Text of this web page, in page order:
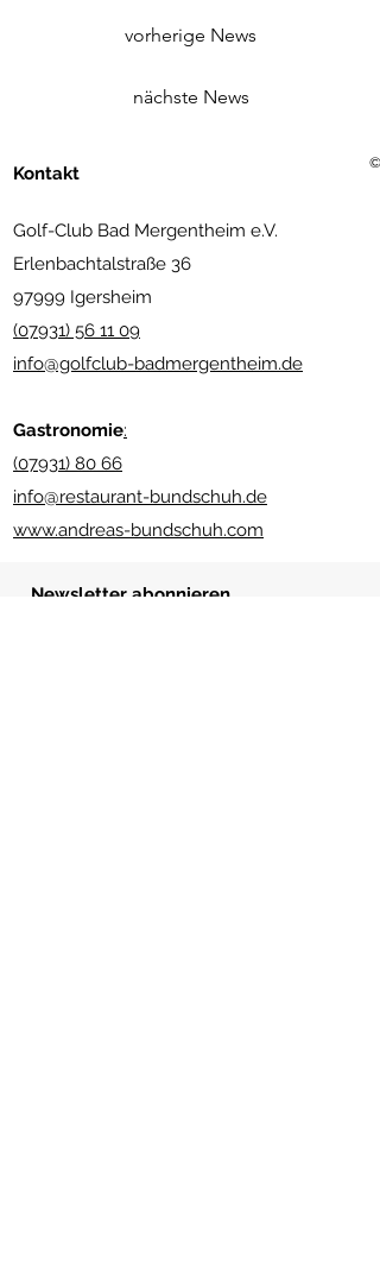
vorherige News
nächste News
Kontakt
Golf-Club Bad Mergentheim e.V.
Erlenbachtalstraße 36
97999 Igersheim
(07931) 56 11 09
info@golfclub-badmergentheim.de
Gastronomie:
(07931) 80 66
info@restaurant-bundschuh.de
www.andreas-bundschuh.com
Newsletter abonnieren